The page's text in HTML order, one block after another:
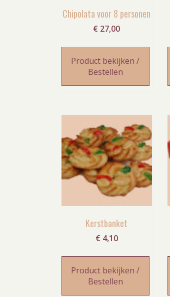
Chipolata voor 8 personen
€ 27,00
Product bekijken /
Bestellen
Kerstbanket
€ 4,10
Product bekijken /
Bestellen